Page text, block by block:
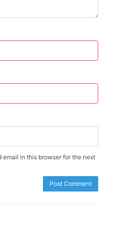
email in this browser for the next